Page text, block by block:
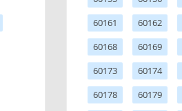
60161
60162
60168
60169
60173
60174
60178
60179